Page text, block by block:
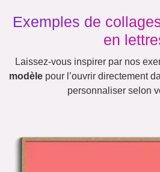
Exemples de
en
Laissez-vous inspirer par nos
modèle pour l’ouvrir directement
personnaliser selon